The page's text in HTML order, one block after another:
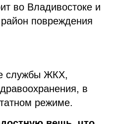
во Владивостоке и
повреждения
службы ЖКХ,
в
режиме.